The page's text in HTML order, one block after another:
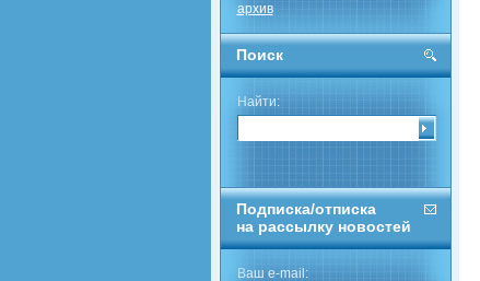
архив
Поиск
Найти:
Подписка/отписка
на рассылку новостей
Ваш e-mail: